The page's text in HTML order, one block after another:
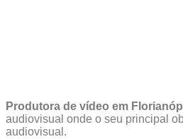
Produtora de vídeo em
audiovisual onde o seu principal
audiovisual.